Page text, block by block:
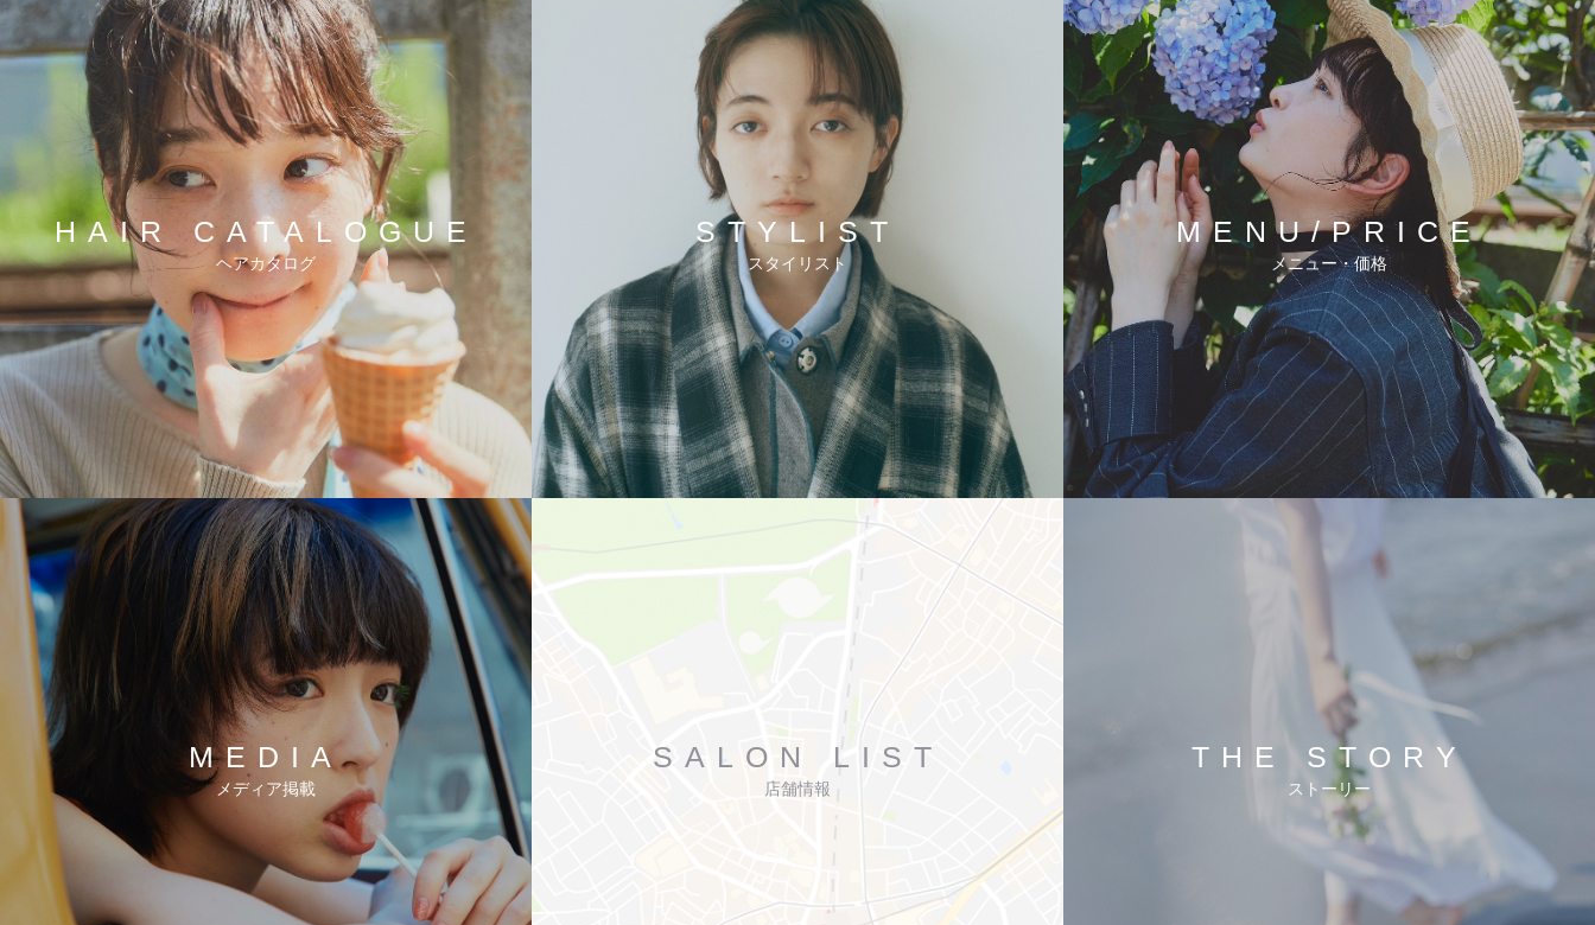
HAIR CATALOGUE
ヘアカタログ
STYLIST
スタイリスト
MENU/PRICE
メニュー・価格
MEDIA
メディア掲載
SALON LIST
店舗情報
THE STORY
ストーリー